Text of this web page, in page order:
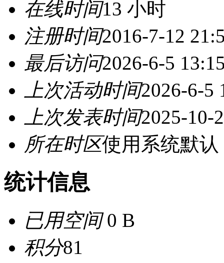
在线时间13 小时
注册时间2016-7-12
最后访问2026-6-5
上次活动时间2026-6-5
上次发表时间2025-10-
所在时区使用系统默认
统计信息
已用空间0 B
积分81